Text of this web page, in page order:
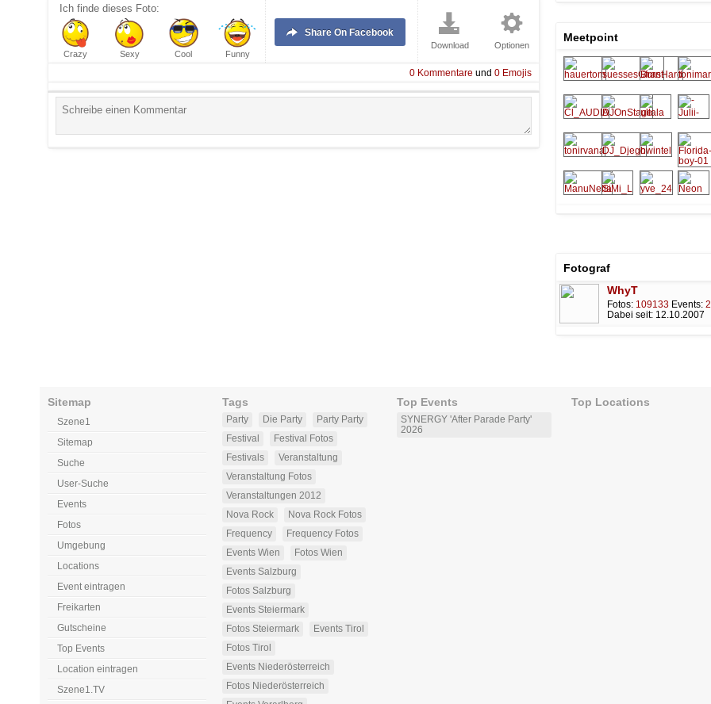
Ich finde dieses Foto:
Crazy Sexy Cool Funny
Share On Facebook
Download Optionen
0 Kommentare und 0 Emojis
Meetpoint
Fotograf
WhyT
Fotos: 109133 Events:
Dabei seit: 12.10.2007
Sitemap
Szene1
Sitemap
Suche
User-Suche
Events
Fotos
Umgebung
Locations
Event eintragen
Freikarten
Gutscheine
Top Events
Location eintragen
Szene1.TV
Tags
Party Die Party
Party Party
Festival
Festival Fotos
Festivals
Veranstaltung
Veranstaltung Fotos
Veranstaltungen 2012
Nova Rock
Nova Rock Fotos
Frequency
Frequency Fotos
Events Wien
Fotos Wien
Events Salzburg
Fotos Salzburg
Events Steiermark
Fotos Steiermark
Events Tirol
Fotos Tirol
Events Niederösterreich
Fotos Niederösterreich
Top Events
SYNERGY 'After Parade Party'
2026
Top Locations